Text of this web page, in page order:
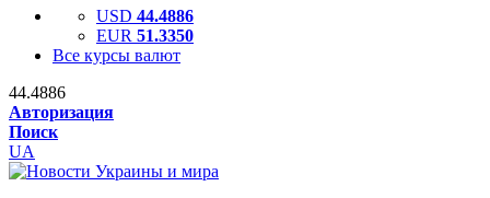
USD 44.4886
EUR 51.3350
Все курсы валют
44.4886
Авторизация
Поиск
UA